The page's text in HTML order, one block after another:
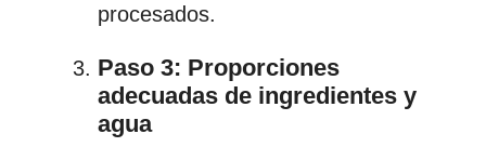
procesados.
Paso 3: Proporciones
adecuadas de ingredientes y
agua